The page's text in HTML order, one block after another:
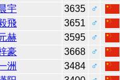
宇 3635
♂
飛 3651
♂
赫 3595
♂
豪 3668
♂
洲 3484
♂